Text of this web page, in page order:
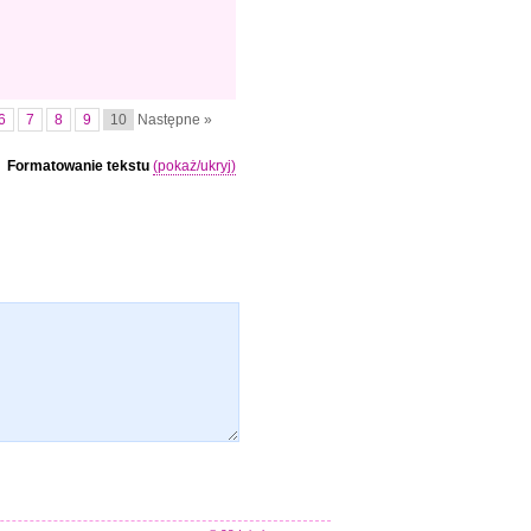
7 8 9 10 Następne »
Formatowanie tekstu (pokaż/ukryj)